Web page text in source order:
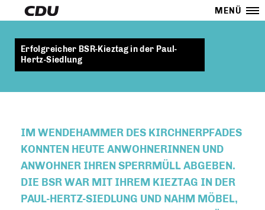
MENÜ
Erfolgreicher BSR-Kieztag in der Paul-
Hertz-Siedlung
IM WENDEHAMMER DES KIRCHNERPFADES
KONNTEN HEUTE ANWOHNERINNEN UND
ANWOHNER IHREN SPERRMÜLL ABGEBEN.
DIE BSR WAR MIT IHREM KIEZTAG IN DER
PAUL-HERTZ-SIEDLUNG UND NAHM MÖBEL,